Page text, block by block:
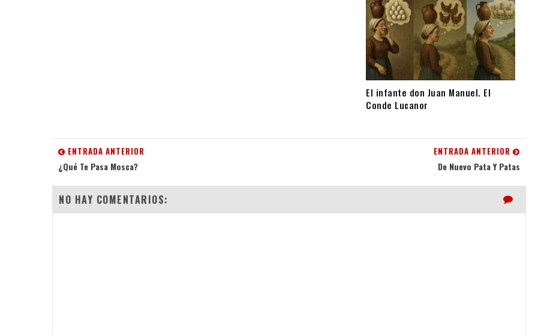
El infante don Juan Manuel. El
Conde Lucanor
ENTRADA ANTERIOR
¿Qué Te Pasa Mosca?
ENTRADA ANTERIOR
De Nuevo Pata Y Patas
NO HAY COMENTARIOS: